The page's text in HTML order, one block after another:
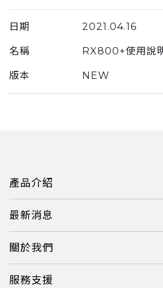
日期
名稱
版本
2021.04.16
RX800+使用說
NEW
產品介紹
最新消息
關於我們
服務支援